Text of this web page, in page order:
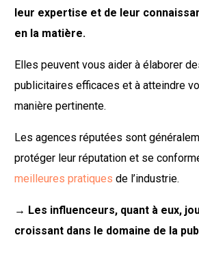
leur expertise et de leur
en la matière.
Elles peuvent vous aider à élaborer
publicitaires efficaces et à atteindre
manière pertinente.
Les agences réputées sont
protéger leur réputation et se
meilleures pratiques de l’industrie.
→ Les influenceurs, quant à eux,
croissant dans le domaine de la